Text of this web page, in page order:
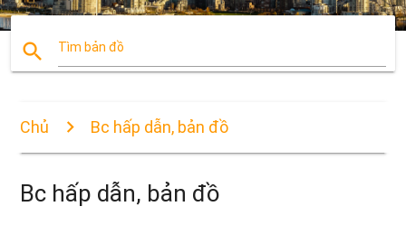
search Tìm bản đồ
Chủ Bc hấp dẫn, bản đồ
Bc hấp dẫn, bản đồ